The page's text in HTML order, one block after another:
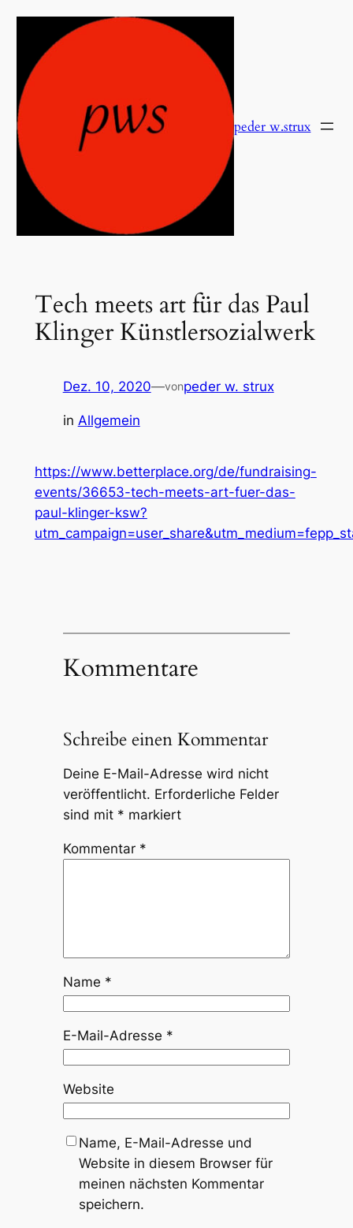
Zum
springen
peder w.strux
Tech meets art für das Paul
Klinger Künstlersozialwerk
Dez. 10, 2020—vonpeder w. strux
in Allgemein
https://www.betterplace.org/de/fundraising-
events/36653-tech-meets-art-fuer-das-
paul-klinger-ksw?
Kommentare
Schreibe einen Kommentar
Deine E-Mail-Adresse wird nicht
veröffentlicht. Erforderliche Felder
sind mit * markiert
Kommentar *
Name *
E-Mail-Adresse *
Website
Name, E-Mail-Adresse und
Website in diesem Browser für
meinen nächsten Kommentar
speichern.